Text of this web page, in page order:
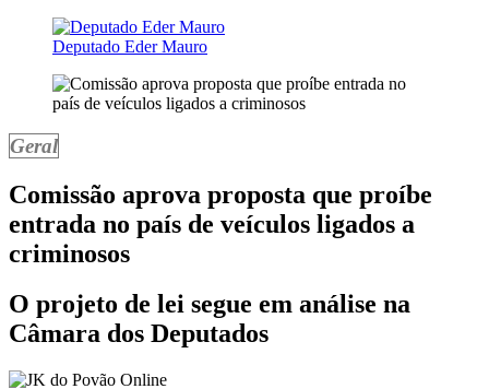
Deputado Eder Mauro
Geral
Comissão aprova proposta que proíbe
entrada no país de veículos ligados a
criminosos
O projeto de lei segue em análise na
Câmara dos Deputados